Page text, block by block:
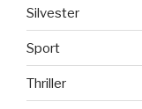
Silvester
Sport
Thriller